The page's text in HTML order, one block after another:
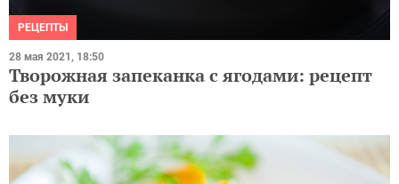
РЕЦЕПТЫ
28 мая 2021, 18:50
Творожная запеканка с ягодами: рецепт
без муки